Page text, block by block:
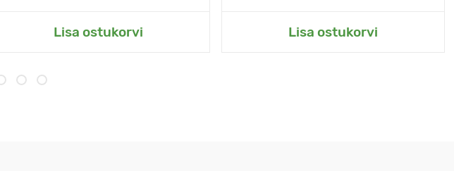
Lisa ostukorvi Lisa ostukorvi